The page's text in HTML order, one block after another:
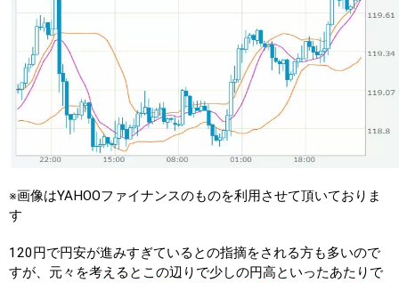
※画像はYAHOOファイナンスのものを利用させて頂いておりま
す
120円で円安が進みすぎているとの指摘をされる方も多いので
すが、元々を考えるとこの辺りで少しの円高といったあたりで